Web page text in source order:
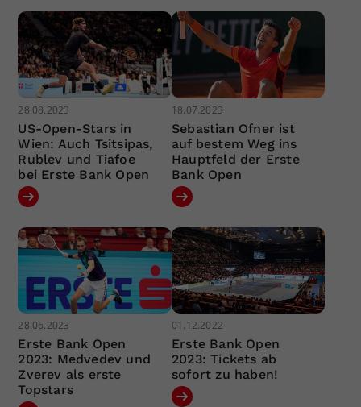
28.08.2023
US-Open-Stars in
Wien: Auch Tsitsipas,
Rublev und Tiafoe
bei Erste Bank Open
18.07.2023
Sebastian Ofner ist
auf bestem Weg ins
Hauptfeld der Erste
Bank Open
28.06.2023
Erste Bank Open
2023: Medvedev und
Zverev als erste
Topstars
01.12.2022
Erste Bank Open
2023: Tickets ab
sofort zu haben!